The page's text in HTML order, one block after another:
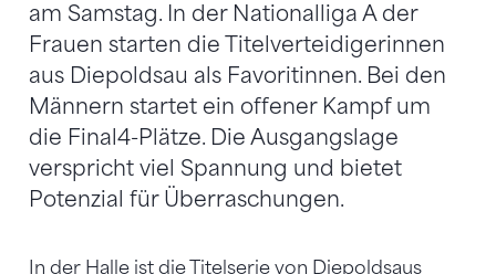
am Samstag. In der Nationalliga A der
Frauen starten die Titelverteidigerinnen
aus Diepoldsau als Favoritinnen. Bei den
Männern startet ein offener Kampf um
die Final4-Plätze. Die Ausgangslage
verspricht viel Spannung und bietet
Potenzial für Überraschungen.
In der Halle ist die Titelserie von Diepoldsaus